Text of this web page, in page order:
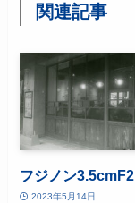
関連記事
フジノン3.5cmF2
2023年5月14日